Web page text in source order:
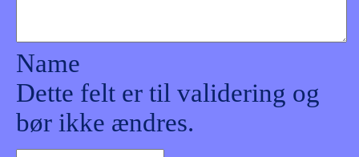
Name
Dette felt er til validering og
bør ikke ændres.